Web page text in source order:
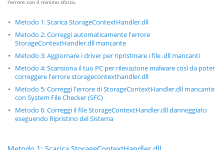
l'errore con il minimo sforzo.
Metodo 1: Scarica StorageContextHandler.dll
Metodo 2: Correggi automaticamente l'errore
StorageContextHandler.dll mancante
Metodo 3: Aggiornare i driver per ripristinare i file .dll mancanti
Metodo 4: Scansiona il tuo PC per rilevazione malware così da poter
correggere l'errore storagecontexthandler.dll
Metodo 5: Correggi l'errore di StorageContextHandler.dll mancante
con System File Checker (SFC)
Metodo 6: Correggi il file StorageContextHandler.dll danneggiato
eseguendo Ripristino del Sistema